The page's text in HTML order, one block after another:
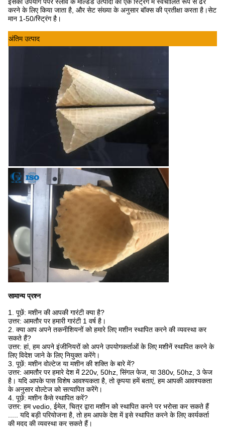
करने के लिए किया जाता है, और सेट संख्या के अनुसार बॉक्स की प्रतीक्षा करता है।सेट
मान 1-50/स्ट्रिंग है।
अंतिम उत्पाद
सामान्य प्रश्न
1. पूछें: मशीन की आपकी गारंटी क्या है?
उत्तर: आमतौर पर हमारी गारंटी 1 वर्ष है।
2. क्या आप अपने तकनीशियनों को हमारे लिए मशीन स्थापित करने की व्यवस्था कर
सकते हैं?
उत्तर: हां, हम अपने इंजीनियरों को अपने उपयोगकर्ताओं के लिए मशीनें स्थापित करने के
लिए विदेश जाने के लिए नियुक्त करेंगे।
3. पूछें: मशीन वोल्टेज या मशीन की शक्ति के बारे में?
उत्तर: आमतौर पर हमारे देश में 220v, 50hz, सिंगल फेज, या 380v, 50hz, 3 फेज
है। यदि आपके पास विशेष आवश्यकता है, तो कृपया हमें बताएं, हम आपकी आवश्यकता
के अनुसार वोल्टेज को सत्यापित करेंगे।
4. पूछें: मशीन कैसे स्थापित करें?
उत्तर: हम vedio, ईमेल, चित्र द्वारा मशीन को स्थापित करने पर भरोसा कर सकते हैं
..... यदि बड़ी परियोजना है, तो हम आपके देश में इसे स्थापित करने के लिए कार्यकर्ता
की मदद की व्यवस्था कर सकते हैं।